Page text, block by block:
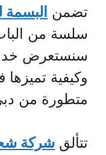
تضمن
سلسة من
سنستعرض
وكيفية
متطورة من
تتألق شركة